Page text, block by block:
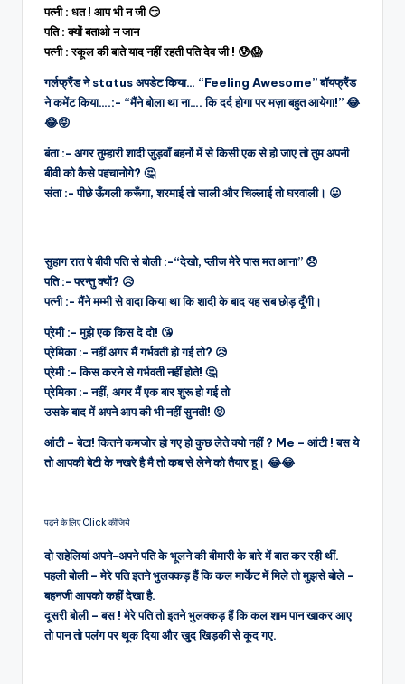
पत्नी : धत ! आप भी न जी 😏
पति : क्यों बताओ न जान
पत्नी : स्कूल की बाते याद नहीं रहती पति देव जी ! 😰😱
गर्लफ्रैंड ने status अपडेट किया… “Feeling Awesome” बॉयफ्रैंड
ने कमेंट किया….:- “मैंने बोला था ना…. कि दर्द होगा पर मज़ा बहुत आयेगा!” 😂
😂😝
बंता :- अगर तुम्हारी शादी जुड़वाँ बहनों में से किसी एक से हो जाए तो तुम अपनी
बीवी को कैसे पहचानोगे? 🤔
संता :- पीछे ऊँगली करूँगा, शरमाई तो साली और चिल्लाई तो घरवाली। 😛
सुहाग रात पे बीवी पति से बोली :-“देखो, प्लीज मेरे पास मत आना” 😞
पति :- परन्तु क्यों? 😥
पत्नी :- मैंने मम्मी से वादा किया था कि शादी के बाद यह सब छोड़ दूँगी।
प्रेमी :- मुझे एक किस दे दो! 😘
प्रेमिका :- नहीं अगर मैं गर्भवती हो गई तो? 😥
प्रेमी :- किस करने से गर्भवती नहीं होते! 🤔
प्रेमिका :- नहीं, अगर मैं एक बार शुरू हो गई तो
उसके बाद में अपने आप की भी नहीं सुनती! 😝
आंटी – बेटा! कितने कमजोर हो गए हो कुछ लेते क्यो नहीं ? Me – आंटी ! बस ये
तो आपकी बेटी के नखरे है मै तो कब से लेने को तैयार हू। 😂😂
पढ़ने के लिए Click कीजिये
दो सहेलियां अपने-अपने पति के भूलने की बीमारी के बारे में बात कर रही थीं.
पहली बोली – मेरे पति इतने भुलक्कड़ हैं कि कल मार्केट में मिले तो मुझसे बोले –
बहनजी आपको कहीं देखा है.
दूसरी बोली – बस ! मेरे पति तो इतने भुलक्कड़ हैं कि कल शाम पान खाकर आए
तो पान तो पलंग पर थूक दिया और खुद खिड़की से कूद गए.